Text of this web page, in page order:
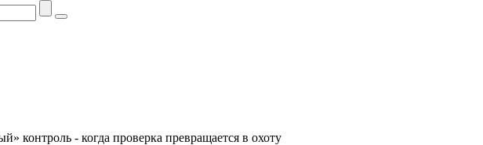
- когда проверка превращается в охоту